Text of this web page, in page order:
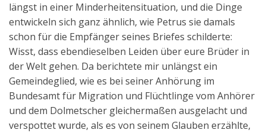
längst in einer Minderheitensituation, und die Dinge
entwickeln sich ganz ähnlich, wie Petrus sie damals
schon für die Empfänger seines Briefes schilderte:
Wisst, dass ebendieselben Leiden über eure Brüder in
der Welt gehen. Da berichtete mir unlängst ein
Gemeindeglied, wie es bei seiner Anhörung im
Bundesamt für Migration und Flüchtlinge vom Anhörer
und dem Dolmetscher gleichermaßen ausgelacht und
verspottet wurde, als es von seinem Glauben erzählte,